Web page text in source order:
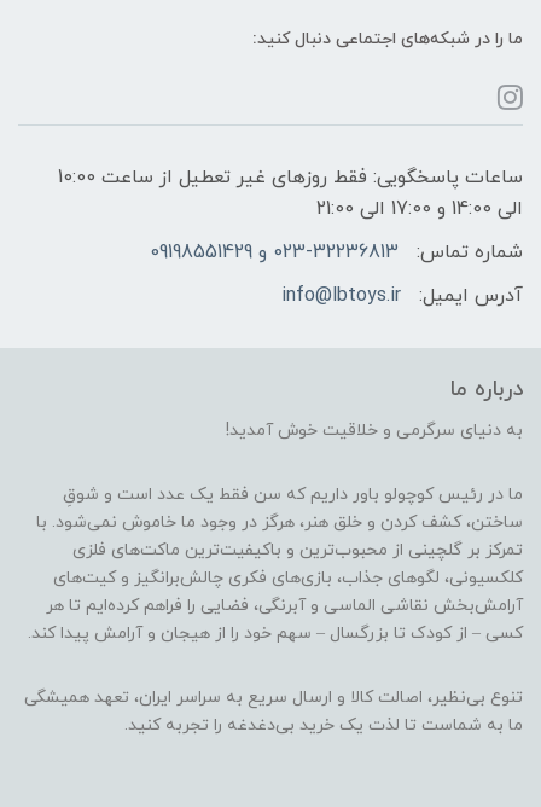
ما را در شبکه‌های اجتماعی دنبال کنید:
ساعات پاسخگویی: فقط روزهای غیر تعطیل از ساعت 10:00
الی 14:00 و 17:00 الی 21:00
شماره تماس:
023-32236813 و 09198551429
آدرس ایمیل:
info@lbtoys.ir
درباره ما
به دنیای سرگرمی و خلاقیت خوش آمدید!
ما در رئیس کوچولو باور داریم که سن فقط یک عدد است و شوقِ
ساختن، کشف کردن و خلق هنر، هرگز در وجود ما خاموش نمی‌شود. با
تمرکز بر گلچینی از محبوب‌ترین و باکیفیت‌ترین ماکت‌های فلزی
کلکسیونی، لگوهای جذاب، بازی‌های فکری چالش‌برانگیز و کیت‌های
آرامش‌بخش نقاشی الماسی و آبرنگی، فضایی را فراهم کرده‌ایم تا هر
کسی – از کودک تا بزرگسال – سهم خود را از هیجان و آرامش پیدا کند.
تنوع بی‌نظیر، اصالت کالا و ارسال سریع به سراسر ایران، تعهد همیشگی
ما به شماست تا لذت یک خرید بی‌دغدغه را تجربه کنید.